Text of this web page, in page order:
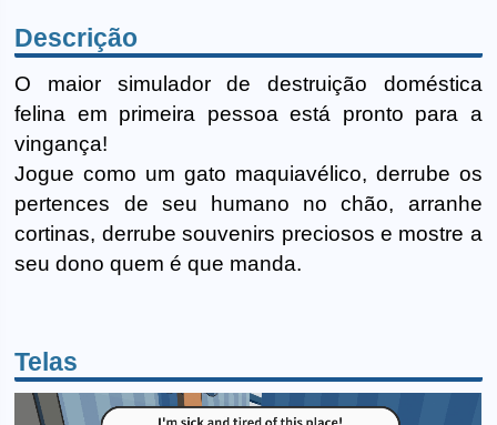
Descrição
O maior simulador de destruição doméstica
felina em primeira pessoa está pronto para a
vingança!
Jogue como um gato maquiavélico, derrube os
pertences de seu humano no chão, arranhe
cortinas, derrube souvenirs preciosos e mostre a
seu dono quem é que manda.
Telas